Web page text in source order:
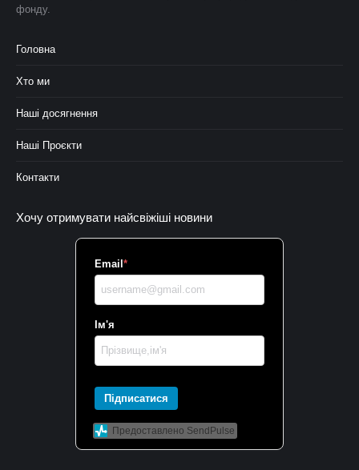
фонду.
Головна
Хто ми
Наші досягнення
Наші Проєкти
Контакти
Хочу отримувати найсвіжіші новини
Email *
Ім'я
Підписатися
Предоставлено SendPulse